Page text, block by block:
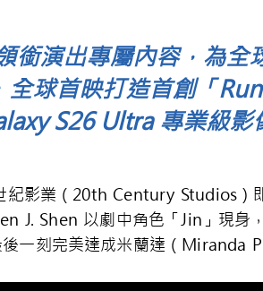
銜演出專屬內容，為全
球首映打造首創「
S26 Ultra 專業級影
紀影業（20th Century Studios）
J. Shen 以劇中角色「Jin」現身
一刻完美達成米蘭達（Miranda